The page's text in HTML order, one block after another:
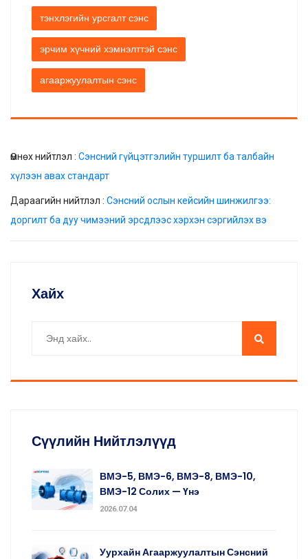
Хайх
Сүүлийн Нийтлэлүүд
ВМЭ-5, ВМЭ-6, ВМЭ-8, ВМЭ-10,
ВМЭ-12 Солих — Үнэ
2026.07.04
Уурхайн Агааржуулалтын Сэнсний
тэнхлэгийн урсгалт сэнс
эрчим хүчний хэмнэлттэй сэнс
агааржуулалтын сэнс
Өмнөх нийтлэл : Сэнсний гүйцэтгэлийн туршилт ба талбайн
хүлээн авах стандарт
Дараагийн нийтлэл : Сэнсний ослын кейсийн шинжилгээ:
доргилт ба дуу чимээний эрсдлээс хэрхэн сэргийлэх вэ